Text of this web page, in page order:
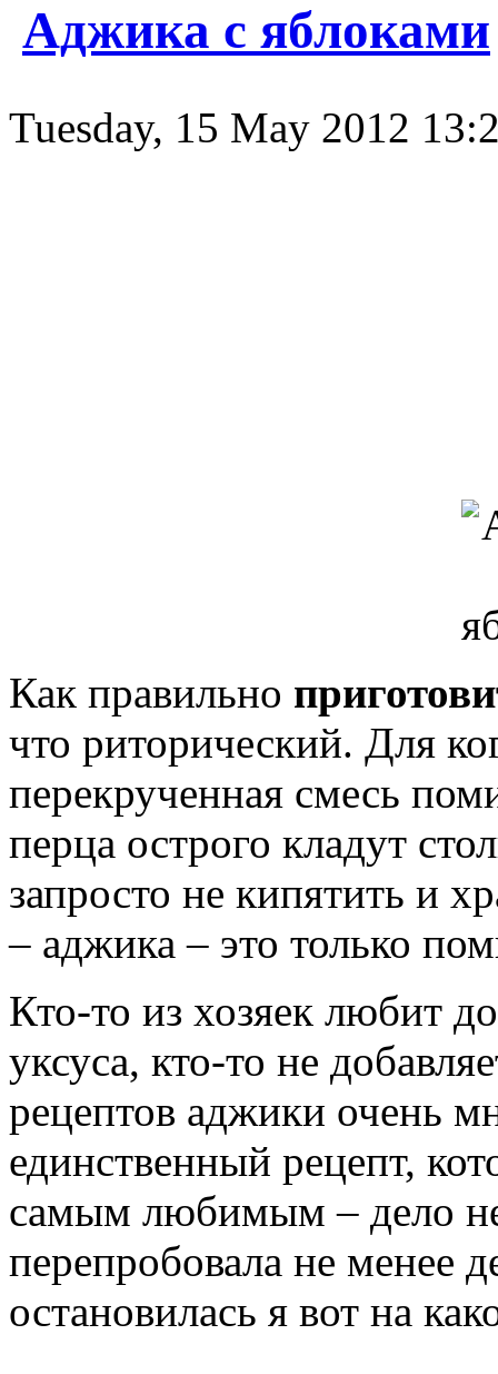
Аджика с яблоками
Tuesday, 15 May 2012
Как правильно
что риторический. Для
перекрученная смесь
перца острого кладут
запросто не кипятить и
– аджика – это только
Кто-то из хозяек любит
уксуса, кто-то не
рецептов аджики очень
единственный рецепт,
самым любимым – дело
перепробовала не менее
остановилась я вот на